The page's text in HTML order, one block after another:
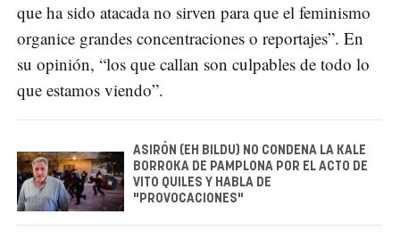
que ha sido atacada no sirven para que el feminismo
organice grandes concentraciones o reportajes”. En
su opinión, “los que callan son culpables de todo lo
que estamos viendo”.
ASIRÓN (EH BILDU) NO CONDENA LA KALE
BORROKA DE PAMPLONA POR EL ACTO DE
VITO QUILES Y HABLA DE
"PROVOCACIONES"